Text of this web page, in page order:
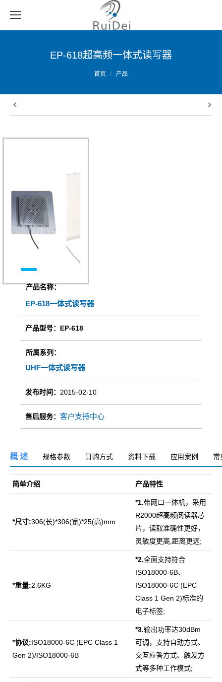
EP-618超高频一体式读写器
首页 产品
产品名称：
EP-618一体式读写器
产品型号：EP-618
所属系列：
UHF一体式读写器
发布时间： 2015-02-10
售后服务： 客户支持中心
概 述 规格参数 订购方式 资料下载 应用案例 常
简单介绍 产品特性
*尺寸:306(长)*306(宽)*25(高)mm
*1.带网口一体机，采用
R2000超高频阅读器芯
片，读取准确性更好，
灵敏度更高,距离更远;
*重量:2.6KG
*2.全面支持符合
ISO18000-6B、
ISO18000-6C (EPC
Class 1 Gen 2)标准的
电子标签;
*协议:ISO18000-6C (EPC Class 1
Gen 2)/ISO18000-6B
*3.输出功率达30dBm
可调，支持自动方式、
交互应答方式、触发方
式等多种工作模式;